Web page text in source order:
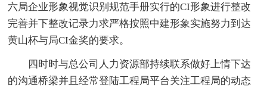
六局企业形象视觉识别规范手册实行的CI形象进行整改
完善并下整改记录力求严格按照中建形象实施努力到达
黄山杯与局CI金奖的要求。
四时时与总公司人力资源部持续联系做好上情下达
的沟通桥梁并且经常登陆工程局平台关注工程局的动态